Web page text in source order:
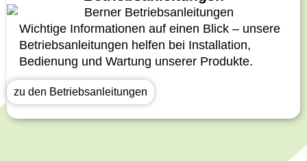
Wichtige Informationen auf einen Blick – unsere
Betriebsanleitungen helfen bei Installation,
Bedienung und Wartung unserer Produkte.
zu den Betriebsanleitungen